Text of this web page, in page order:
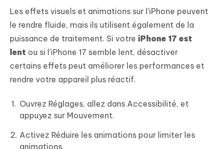
Les effets visuels et animations sur l'iPhone peuvent
le rendre fluide, mais ils utilisent également de la
puissance de traitement. Si votre iPhone 17 est
lent ou si l'iPhone 17 semble lent, désactiver
certains effets peut améliorer les performances et
rendre votre appareil plus réactif.
Ouvrez Réglages, allez dans Accessibilité, et
appuyez sur Mouvement.
Activez Réduire les animations pour limiter les
animations.